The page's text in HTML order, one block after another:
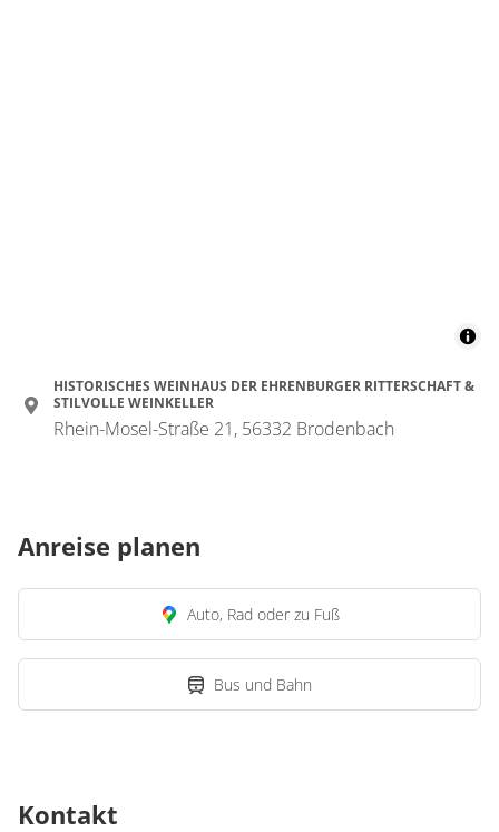
HISTORISCHES WEINHAUS DER EHRENBURGER RITTERSCHAFT &
STILVOLLE WEINKELLER
Rhein-Mosel-Straße 21, 56332 Brodenbach
Anreise planen
Auto, Rad oder zu Fuß
Bus und Bahn
Kontakt